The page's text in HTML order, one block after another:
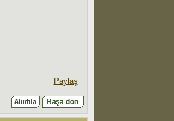
Paylaş